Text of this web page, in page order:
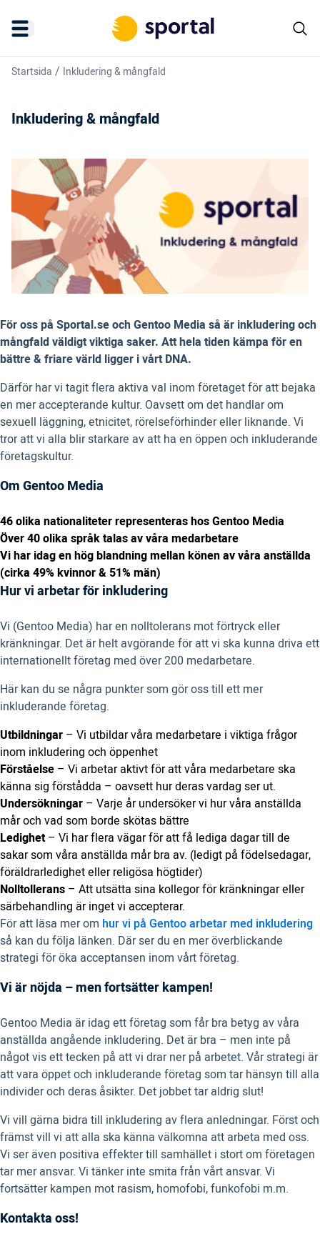
Startsida / Inkludering & mångfald
Inkludering & mångfald
För oss på Sportal.se och Gentoo Media så är inkludering och
mångfald väldigt viktiga saker. Att hela tiden kämpa för en
bättre & friare värld ligger i vårt DNA.
Därför har vi tagit flera aktiva val inom företaget för att bejaka
en mer accepterande kultur. Oavsett om det handlar om
sexuell läggning, etnicitet, rörelseförhinder eller liknande. Vi
tror att vi alla blir starkare av att ha en öppen och inkluderande
företagskultur.
Om Gentoo Media
46 olika nationaliteter representeras hos Gentoo Media
Över 40 olika språk talas av våra medarbetare
Vi har idag en hög blandning mellan könen av våra anställda
(cirka 49% kvinnor & 51% män)
Hur vi arbetar för inkludering
Vi (Gentoo Media) har en nolltolerans mot förtryck eller
kränkningar. Det är helt avgörande för att vi ska kunna driva ett
internationellt företag med över 200 medarbetare.
Här kan du se några punkter som gör oss till ett mer
inkluderande företag.
Utbildningar – Vi utbildar våra medarbetare i viktiga frågor
inom inkludering och öppenhet
Förståelse – Vi arbetar aktivt för att våra medarbetare ska
känna sig förstådda – oavsett hur deras vardag ser ut.
Undersökningar – Varje år undersöker vi hur våra anställda
mår och vad som borde skötas bättre
Ledighet– Vi har flera vägar för att få lediga dagar till de
sakar som våra anställda mår bra av. (ledigt på födelsedagar,
föräldrarledighet eller religösa högtider)
Nolltollerans – Att utsätta sina kollegor för kränkningar eller
särbehandling är inget vi accepterar.
För att läsa mer om hur vi på Gentoo arbetar med inkludering
så kan du följa länken. Där ser du en mer överblickande
strategi för öka acceptansen inom vårt företag.
Vi är nöjda – men fortsätter kampen!
Gentoo Media är idag ett företag som får bra betyg av våra
anställda angående inkludering. Det är bra – men inte på
något vis ett tecken på att vi drar ner på arbetet. Vår strategi är
att vara öppet och inkluderande företag som tar hänsyn till alla
individer och deras åsikter. Det jobbet tar aldrig slut!
Vi vill gärna bidra till inkludering av flera anledningar. Först och
främst vill vi att alla ska känna välkomna att arbeta med oss.
Vi ser även positiva effekter till samhället i stort om företagen
tar mer ansvar. Vi tänker inte smita från vårt ansvar. Vi
fortsätter kampen mot rasism, homofobi, funkofobi m.m.
Kontakta oss!